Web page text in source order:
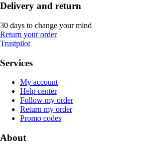
Delivery and return
30 days to change your mind
Return your order
Trustpilot
Services
My account
Help center
Follow my order
Return my order
Promo codes
About